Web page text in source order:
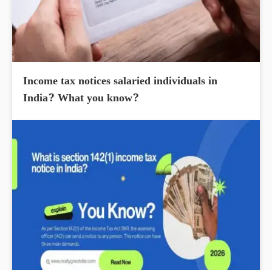
Income tax notices salaried individuals in
India? What you know?